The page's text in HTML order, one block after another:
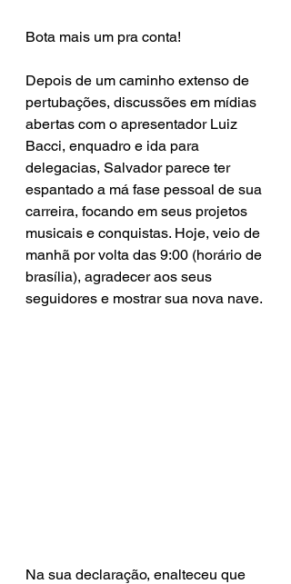
Bota mais um pra conta!
Depois de um caminho extenso de
pertubações, discussões em mídias
abertas com o apresentador Luiz
Bacci, enquadro e ida para
delegacias, Salvador parece ter
espantado a má fase pessoal de sua
carreira, focando em seus projetos
musicais e conquistas. Hoje, veio de
manhã por volta das 9:00 (horário de
brasília), agradecer aos seus
seguidores e mostrar sua nova nave.
Na sua declaração, enalteceu que